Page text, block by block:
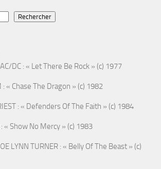
Rechercher
AC/DC : « Let There Be Rock » (c) 1977
: « Chase The Dragon » (c) 1982
: « Defenders Of The Faith » (c) 1984
: « Show No Mercy » (c) 1983
JOE LYNN TURNER : « Belly Of The Beast » (c)